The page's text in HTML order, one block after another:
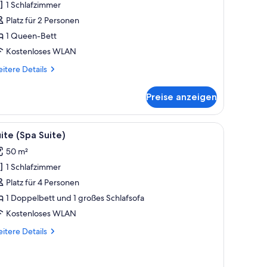
1 Schlafzimmer
Platz für 2 Personen
1 Queen-Bett
Kostenloses WLAN
Details
Preise anzeigen
Balkon mit Blick auf die Stadt.
Spüle aus Edelstahl und einer Kaffeemaschine. Außerdem ist
Ein modernes Hotelzimmer mit einem
8 (Spa Suite)
50 m²
1 Schlafzimmer
Platz für 4 Personen
1 Doppelbett und 1 großes Schlafsofa
Kostenloses WLAN
Details